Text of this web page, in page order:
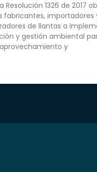
Resolución 1326 de 2017
fabricantes, importadores
de llantas a
y gestión ambiental
y